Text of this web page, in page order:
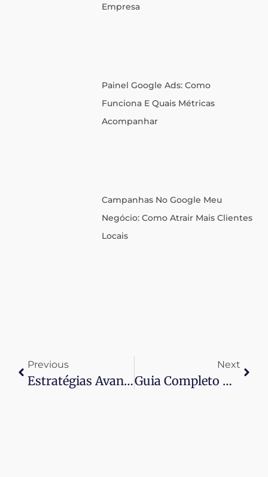
Empresa
Painel Google Ads: Como
Funciona E Quais Métricas
Acompanhar
Campanhas No Google Meu
Negócio: Como Atrair Mais Clientes
Locais
Previous
Estratégias Avançadas Em Marketing Digital Para Empresas: Inovação, Automação E Resultados
Next
Guia Completo De Agência De Publicidade Online: Transforme Sua Estratégia Digital E Alcance Resultados Incríveis